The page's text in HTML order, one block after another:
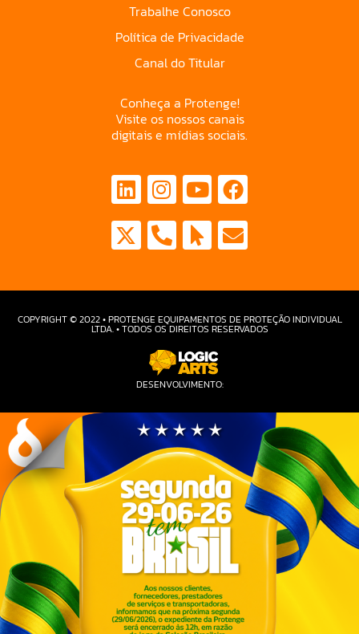
Trabalhe Conosco
Política de Privacidade
Canal do Titular
Conheça a Protenge!
Visite os nossos canais
digitais e mídias sociais.
COPYRIGHT © 2022 • PROTENGE EQUIPAMENTOS DE PROTEÇÃO INDIVIDUAL
LTDA. • TODOS OS DIREITOS RESERVADOS
DESENVOLVIMENTO: